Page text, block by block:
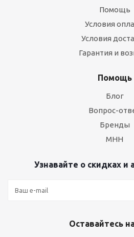
Помощь
Условия
Условия
Гарантия и
Помощь
Блог
Вопрос-
Бренды
МНН
Узнавайте о скидках и
Оставайтесь